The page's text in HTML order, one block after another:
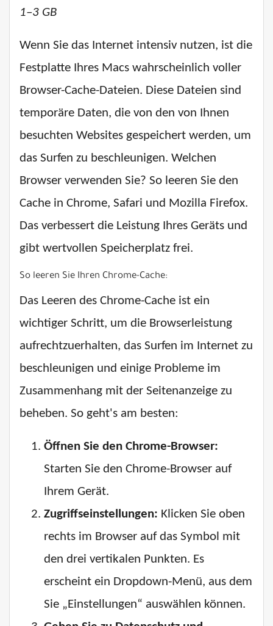
1–3 GB
Wenn Sie das Internet intensiv nutzen, ist die
Festplatte Ihres Macs wahrscheinlich voller
Browser-Cache-Dateien. Diese Dateien sind
temporäre Daten, die von den von Ihnen
besuchten Websites gespeichert werden, um
das Surfen zu beschleunigen. Welchen
Browser verwenden Sie? So leeren Sie den
Cache in Chrome, Safari und Mozilla Firefox.
Das verbessert die Leistung Ihres Geräts und
gibt wertvollen Speicherplatz frei.
So leeren Sie Ihren Chrome-Cache:
Das Leeren des Chrome-Cache ist ein
wichtiger Schritt, um die Browserleistung
aufrechtzuerhalten, das Surfen im Internet zu
beschleunigen und einige Probleme im
Zusammenhang mit der Seitenanzeige zu
beheben. So geht's am besten:
Öffnen Sie den Chrome-Browser:
Starten Sie den Chrome-Browser auf
Ihrem Gerät.
Zugriffseinstellungen: Klicken Sie oben
rechts im Browser auf das Symbol mit
den drei vertikalen Punkten. Es
erscheint ein Dropdown-Menü, aus dem
Sie „Einstellungen“ auswählen können.